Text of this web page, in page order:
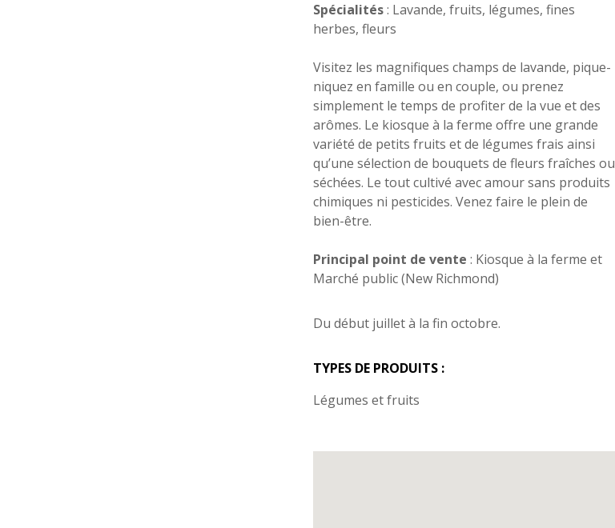
Spécialités: Lavande, fruits, légumes, fines
herbes, fleurs
Visitez les magnifiques champs de lavande, pique-
niquez en famille ou en couple, ou prenez
simplement le temps de profiter de la vue et des
arômes. Le kiosque à la ferme offre une grande
variété de petits fruits et de légumes frais ainsi
qu’une sélection de bouquets de fleurs fraîches ou
séchées. Le tout cultivé avec amour sans produits
chimiques ni pesticides. Venez faire le plein de
bien-être.
Principal point de vente : Kiosque à la ferme et
Marché public (New Richmond)
Du début juillet à la fin octobre.
TYPES DE PRODUITS :
Légumes et fruits